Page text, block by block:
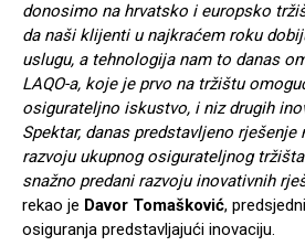
donosimo na hrvatsko i europsko
da naši klijenti u najkraćem roku
uslugu, a tehnologija nam to danas
LAQO-a, koje je prvo na tržištu
osigurateljno iskustvo, i niz drugih
Spektar, danas predstavljeno
razvoju ukupnog osigurateljnog
snažno predani razvoju inovativnih
rekao je Davor Tomašković,
osiguranja predstavljajući inovaciju.